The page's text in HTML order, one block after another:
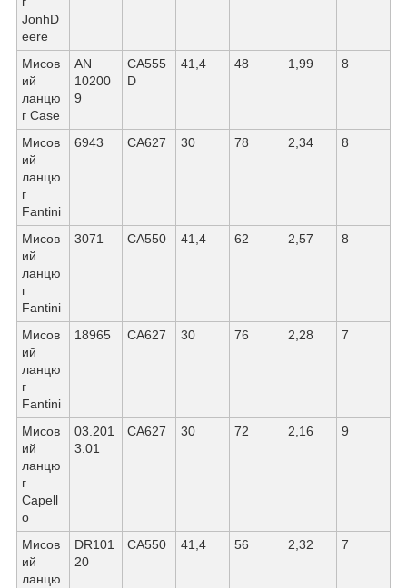
JonhD
eere
Мисов
ий
ланцю
г Саѕе
AN
10200
9
CА555
D
41,4 48 1,99 8
Мисов
ий
ланцю
г
Fantini
6943 СА627 30 78 2,34 8
Мисов
ий
ланцю
г
Fantini
3071 СА550 41,4 62 2,57 8
Мисов
ий
ланцю
г
Fantini
18965 СА627 30 76 2,28 7
Мисов
ий
ланцю
г
Capell
o
03.201
3.01
СА627 30 72 2,16 9
Мисов
ий
ланцю
DR101
20
СА550 41,4 56 2,32 7